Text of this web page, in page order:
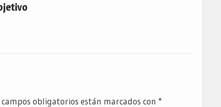
campos obligatorios están marcados con *